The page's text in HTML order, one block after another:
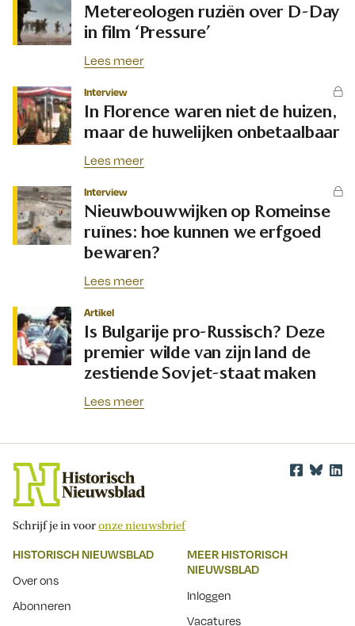
Metereologen ruziën over D-Day
in film ‘Pressure’
Lees meer
Interview
In Florence waren niet de huizen,
maar de huwelijken onbetaalbaar
Lees meer
Interview
Nieuwbouwwijken op Romeinse
ruïnes: hoe kunnen we erfgoed
bewaren?
Lees meer
Artikel
Is Bulgarije pro-Russisch? Deze
premier wilde van zijn land de
zestiende Sovjet-staat maken
Lees meer
Schrijf je in vooronze nieuwsbrief
HISTORISCH NIEUWSBLAD
Over ons
Abonneren
MEER HISTORISCH
NIEUWSBLAD
Inloggen
Vacatures